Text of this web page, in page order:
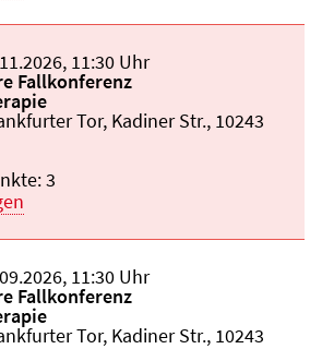
und Anfangszeit:
, 11:30 Uhr
Fallkonferenz
Tor, Kadiner Str., 10243
3
und Anfangszeit:
, 11:30 Uhr
Fallkonferenz
Tor, Kadiner Str., 10243